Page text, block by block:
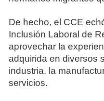
De hecho, el CCE
Inclusión Laboral de
aprovechar la
adquirida en diversos
industria, la
servicios.